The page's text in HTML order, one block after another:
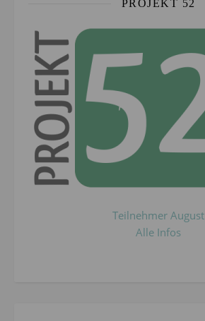
PROJEKT 52
Teilnehmer August
Alle Infos